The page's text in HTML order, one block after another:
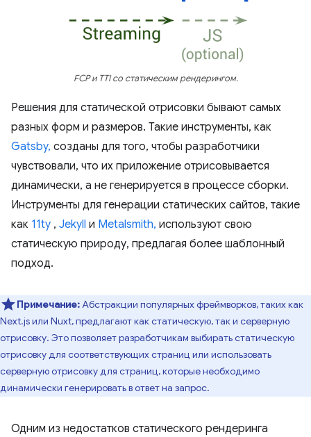
FCP и TTI со статическим рендерингом.
Решения для статической отрисовки бывают самых
разных форм и размеров. Такие инструменты, как
Gatsby, созданы для того, чтобы разработчики
чувствовали, что их приложение отрисовывается
динамически, а не генерируется в процессе сборки.
Инструменты для генерации статических сайтов, такие
как 11ty , Jekyll и Metalsmith, используют свою
статическую природу, предлагая более шаблонный
подход.
Примечание:Абстракции популярных фреймворков, таких как
Next.js или Nuxt, предлагают как статическую, так и серверную
отрисовку. Это позволяет разработчикам выбирать статическую
отрисовку для соответствующих страниц или использовать
серверную отрисовку для страниц, которые необходимо
динамически генерировать в ответ на запрос.
Одним из недостатков статического рендеринга